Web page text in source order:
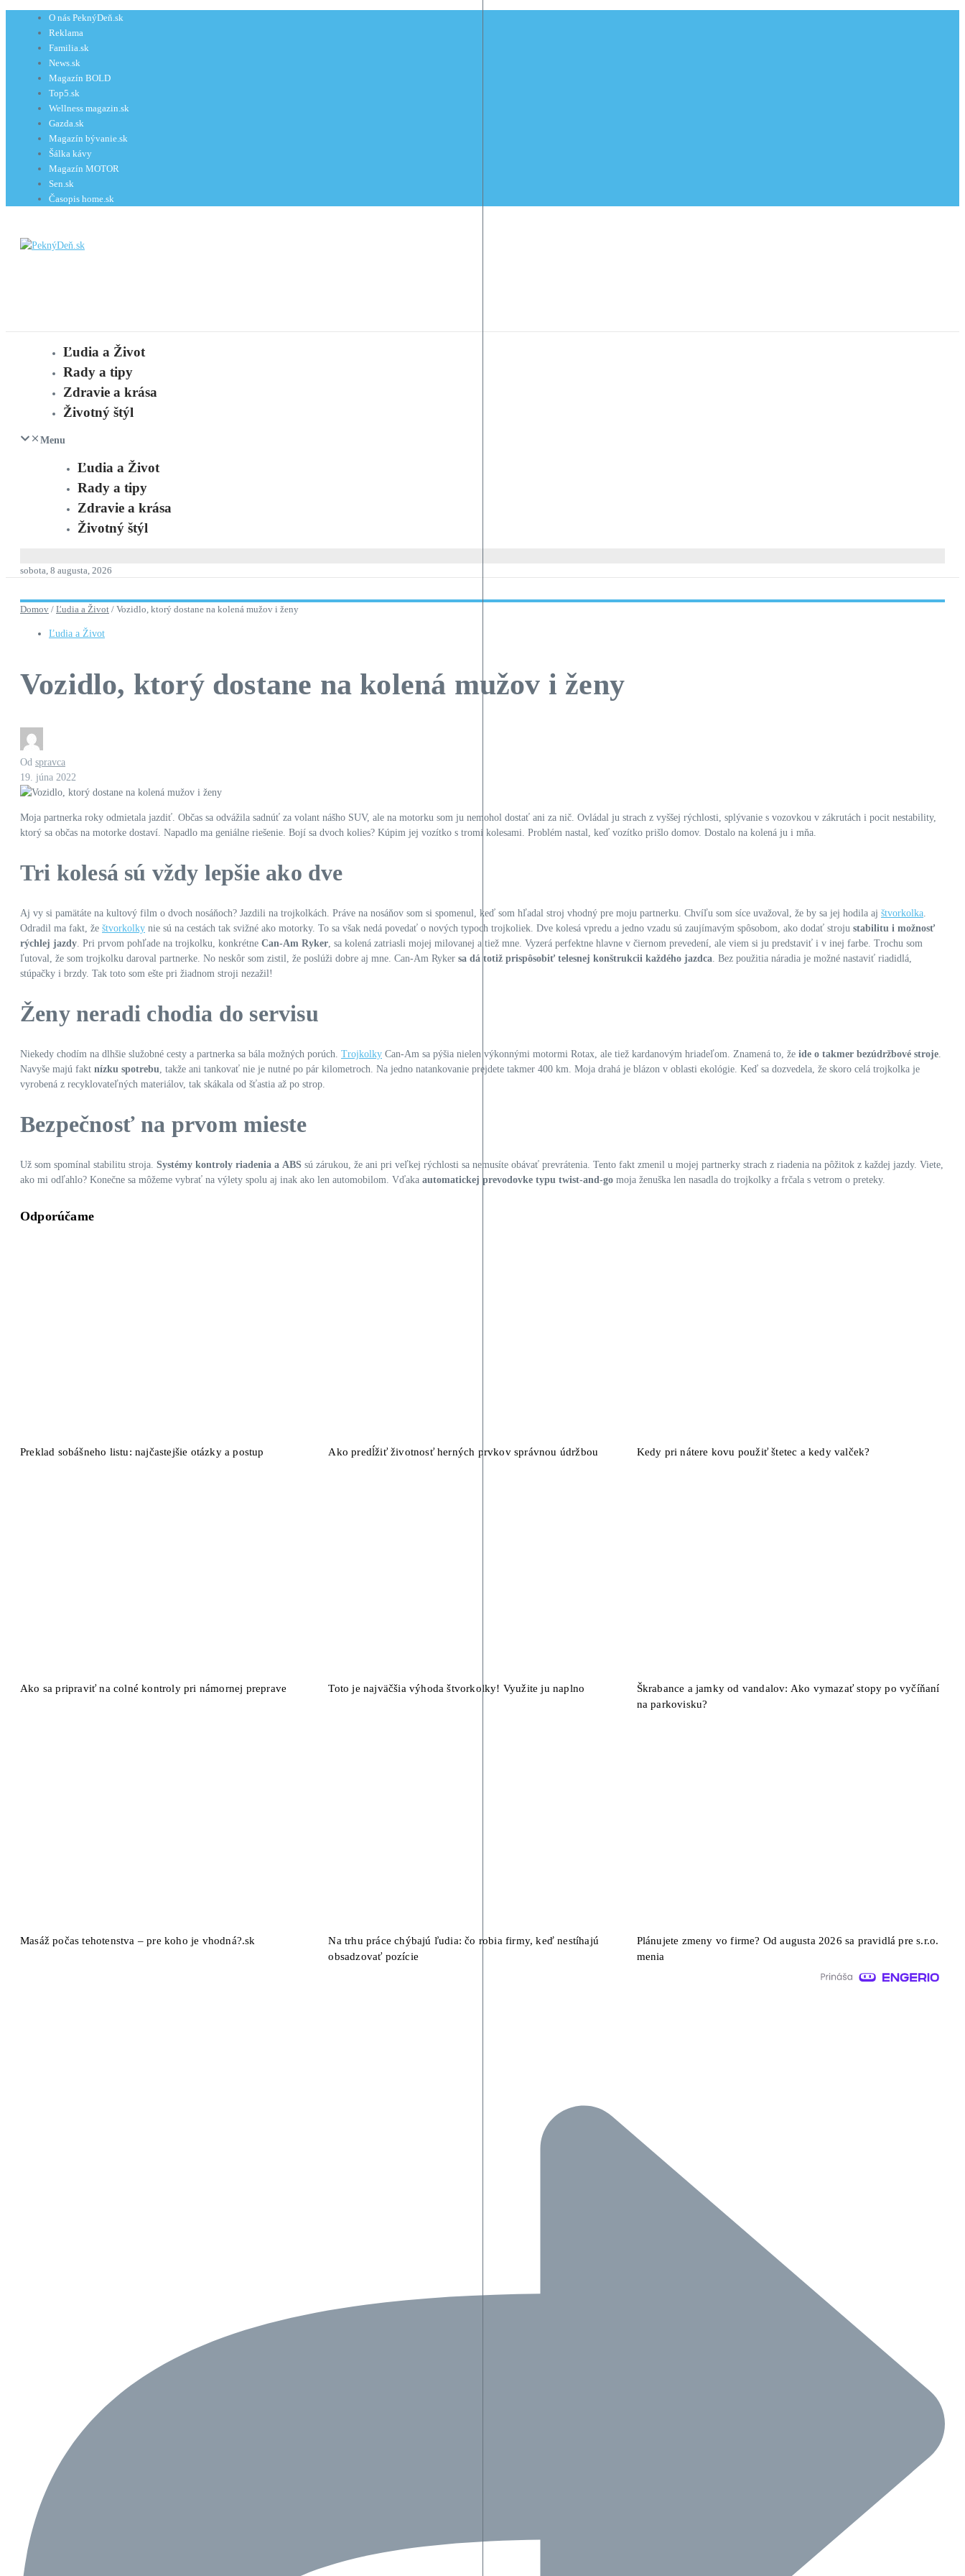
Preskočiť
O nás PeknýDeň.sk
Reklama
Familia.sk
News.sk
Magazín BOLD
Top5.sk
Wellness magazin.sk
Gazda.sk
Magazín bývanie.sk
Šálka kávy
Magazín MOTOR
Sen.sk
Časopis home.sk
Ľudia a Život
Rady a tipy
Zdravie a krása
Životný štýl
Menu
Ľudia a Život
Rady a tipy
Zdravie a krása
Životný štýl
sobota, 8 augusta, 2026
Domov / Ľudia a Život / Vozidlo, ktorý dostane na kolená mužov i ženy
Ľudia a Život
Vozidlo, ktorý dostane na kolená mužov i ženy
Od spravca
19. júna 2022
Moja partnerka roky odmietala jazdiť. Občas sa odvážila sadnúť za volant nášho SUV, ale na motorku som ju nemohol dostať ani za nič. Ovládal ju strach z vyššej rýchlosti, splývanie s vozovkou v zákrutách i pocit nestability,
ktorý sa občas na motorke dostaví. Napadlo ma geniálne riešenie. Bojí sa dvoch kolies? Kúpim jej vozítko s tromi kolesami. Problém nastal, keď vozítko prišlo domov. Dostalo na kolená ju i mňa.
Tri kolesá sú vždy lepšie ako dve
Aj vy si pamätáte na kultový film o dvoch nosáňoch? Jazdili na trojkolkách. Práve na nosáňov som si spomenul, keď som hľadal stroj vhodný pre moju partnerku. Chvíľu som síce uvažoval, že by sa jej hodila aj štvorkolka
Odradil ma fakt, že štvorkolky nie sú na cestách tak svižné ako motorky. To sa však nedá povedať o nových typoch trojkoliek. Dve kolesá vpredu a jedno vzadu sú zaujímavým spôsobom, ako dodať stroju stabilitu i možnosť
rýchlej jazdy . Pri prvom pohľade na trojkolku, konkrétne Can-Am Ryker , sa kolená zatriasli mojej milovanej a tiež mne. Vyzerá perfektne hlavne v čiernom prevedení, ale viem si ju predstaviť i v inej farbe. Trochu som
ľutoval, že som trojkolku daroval partnerke. No neskôr som zistil, že poslúži dobre aj mne. Can-Am Ryker sa dá totiž prispôsobiť telesnej konštrukcii každého jazdca . Bez použitia náradia je možné nastaviť riadidlá,
stúpačky i brzdy. Tak toto som ešte pri žiadnom stroji nezažil!
Ženy neradi chodia do servisu
Niekedy chodím na dlhšie služobné cesty a partnerka sa bála možných porúch. Trojkolky Can-Am sa pýšia nielen výkonnými motormi Rotax, ale tiež kardanovým hriadeľom. Znamená to, že ide o takmer bezúdržbové stroje
Navyše majú fakt nízku spotrebu , takže ani tankovať nie je nutné po pár kilometroch. Na jedno natankovanie prejdete takmer 400 km. Moja drahá je blázon v oblasti ekológie. Keď sa dozvedela, že skoro celá trojkolka je
vyrobená z recyklovateľných materiálov, tak skákala od šťastia až po strop.
Bezpečnosť na prvom mieste
Už som spomínal stabilitu stroja. Systémy kontroly riadenia a ABS sú zárukou, že ani pri veľkej rýchlosti sa nemusíte obávať prevrátenia. Tento fakt zmenil u mojej partnerky strach z riadenia na pôžitok z každej jazdy. Viete,
ako mi odľahlo? Konečne sa môžeme vybrať na výlety spolu aj inak ako len automobilom. Vďaka automatickej prevodovke typu twist-and-go moja ženuška len nasadla do trojkolky a frčala s vetrom o preteky.
Odporúčame
Preklad sobášneho listu: najčastejšie otázky a postup Ako predĺžiť životnosť herných prvkov správnou údržbou Kedy pri nátere kovu použiť štetec a kedy valček?
Ako sa pripraviť na colné kontroly pri námornej preprave Toto je najväčšia výhoda štvorkolky! Využite ju naplno
Škrabance a jamky od vandalov: Ako vymazať stopy po vyčíňaní
na parkovisku?
Masáž počas tehotenstva – pre koho je vhodná?.sk
Na trhu práce chýbajú ľudia: čo robia firmy, keď nestíhajú
obsadzovať pozície
Plánujete zmeny vo firme? Od augusta 2026 sa pravidlá pre s.r.o.
menia